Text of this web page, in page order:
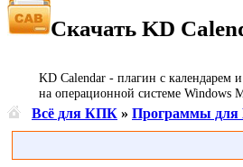
Скачать KD
KD Calendar - плагин с календарем
на операционной системе Windows
Всё для КПК » Программы